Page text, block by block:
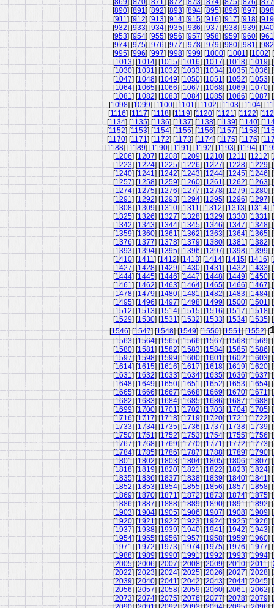
[869] [870] [871] [872] [873] [874] [875] [876] [877
[890] [891] [892] [893] [894] [895] [896] [897] [898
[911] [912] [913] [914] [915] [916] [917] [918] [919
[932] [933] [934] [935] [936] [937] [938] [939] [940
[953] [954] [955] [956] [957] [958] [959] [960] [961
[974] [975] [976] [977] [978] [979] [980] [981] [982
[995] [996] [997] [998] [999] [1000] [1001] [1002] [
[1013] [1014] [1015] [1016] [1017] [1018] [1019] [
[1030] [1031] [1032] [1033] [1034] [1035] [1036] [
[1047] [1048] [1049] [1050] [1051] [1052] [1053] [
[1064] [1065] [1066] [1067] [1068] [1069] [1070] [
[1081] [1082] [1083] [1084] [1085] [1086] [1087] [
[1098] [1099] [1100] [1101] [1102] [1103] [1104] [
[1116] [1117] [1118] [1119] [1120] [1121] [1122] [
[1134] [1135] [1136] [1137] [1138] [1139] [1140] [
[1152] [1153] [1154] [1155] [1156] [1157] [1158] [
[1170] [1171] [1172] [1173] [1174] [1175] [1176] [
[1188] [1189] [1190] [1191] [1192] [1193] [1194] [
[1206] [1207] [1208] [1209] [1210] [1211] [1212] [
[1223] [1224] [1225] [1226] [1227] [1228] [1229] [
[1240] [1241] [1242] [1243] [1244] [1245] [1246] [
[1257] [1258] [1259] [1260] [1261] [1262] [1263] [
[1274] [1275] [1276] [1277] [1278] [1279] [1280] [
[1291] [1292] [1293] [1294] [1295] [1296] [1297] [
[1308] [1309] [1310] [1311] [1312] [1313] [1314] [
[1325] [1326] [1327] [1328] [1329] [1330] [1331] [
[1342] [1343] [1344] [1345] [1346] [1347] [1348] [
[1359] [1360] [1361] [1362] [1363] [1364] [1365] [
[1376] [1377] [1378] [1379] [1380] [1381] [1382] [
[1393] [1394] [1395] [1396] [1397] [1398] [1399] [
[1410] [1411] [1412] [1413] [1414] [1415] [1416] [
[1427] [1428] [1429] [1430] [1431] [1432] [1433] [
[1444] [1445] [1446] [1447] [1448] [1449] [1450] [
[1461] [1462] [1463] [1464] [1465] [1466] [1467] [
[1478] [1479] [1480] [1481] [1482] [1483] [1484] [
[1495] [1496] [1497] [1498] [1499] [1500] [1501] [
[1512] [1513] [1514] [1515] [1516] [1517] [1518] [
[1529] [1530] [1531] [1532] [1533] [1534] [1535] [
[1546] [1547] [1548] [1549] [1550] [1551] [1552] [
[1563] [1564] [1565] [1566] [1567] [1568] [1569] [
[1580] [1581] [1582] [1583] [1584] [1585] [1586] [
[1597] [1598] [1599] [1600] [1601] [1602] [1603] [
[1614] [1615] [1616] [1617] [1618] [1619] [1620] [
[1631] [1632] [1633] [1634] [1635] [1636] [1637] [
[1648] [1649] [1650] [1651] [1652] [1653] [1654] [
[1665] [1666] [1667] [1668] [1669] [1670] [1671] [
[1682] [1683] [1684] [1685] [1686] [1687] [1688] [
[1699] [1700] [1701] [1702] [1703] [1704] [1705] [
[1716] [1717] [1718] [1719] [1720] [1721] [1722] [
[1733] [1734] [1735] [1736] [1737] [1738] [1739] [
[1750] [1751] [1752] [1753] [1754] [1755] [1756] [
[1767] [1768] [1769] [1770] [1771] [1772] [1773] [
[1784] [1785] [1786] [1787] [1788] [1789] [1790] [
[1801] [1802] [1803] [1804] [1805] [1806] [1807] [
[1818] [1819] [1820] [1821] [1822] [1823] [1824] [
[1835] [1836] [1837] [1838] [1839] [1840] [1841] [
[1852] [1853] [1854] [1855] [1856] [1857] [1858] [
[1869] [1870] [1871] [1872] [1873] [1874] [1875] [
[1886] [1887] [1888] [1889] [1890] [1891] [1892] [
[1903] [1904] [1905] [1906] [1907] [1908] [1909] [
[1920] [1921] [1922] [1923] [1924] [1925] [1926] [
[1937] [1938] [1939] [1940] [1941] [1942] [1943] [
[1954] [1955] [1956] [1957] [1958] [1959] [1960] [
[1971] [1972] [1973] [1974] [1975] [1976] [1977] [
[1988] [1989] [1990] [1991] [1992] [1993] [1994] [
[2005] [2006] [2007] [2008] [2009] [2010] [2011] [
[2022] [2023] [2024] [2025] [2026] [2027] [2028] [
[2039] [2040] [2041] [2042] [2043] [2044] [2045] [
[2056] [2057] [2058] [2059] [2060] [2061] [2062] [
[2073] [2074] [2075] [2076] [2077] [2078] [2079] [